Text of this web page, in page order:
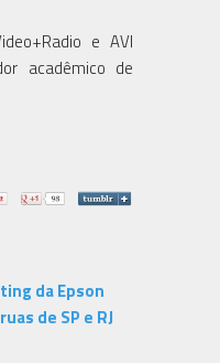
e AVI
acadêmico de
da Epson
de SP e RJ